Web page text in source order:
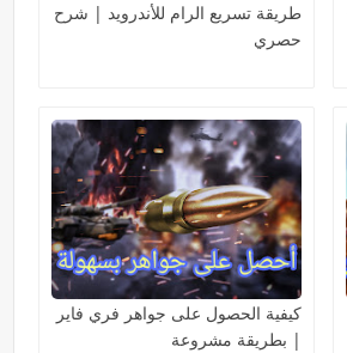
طريقة تسريع الرام للأندرويد | شرح
حصري
كيفية الحصول على جواهر فري فاير
| بطريقة مشروعة